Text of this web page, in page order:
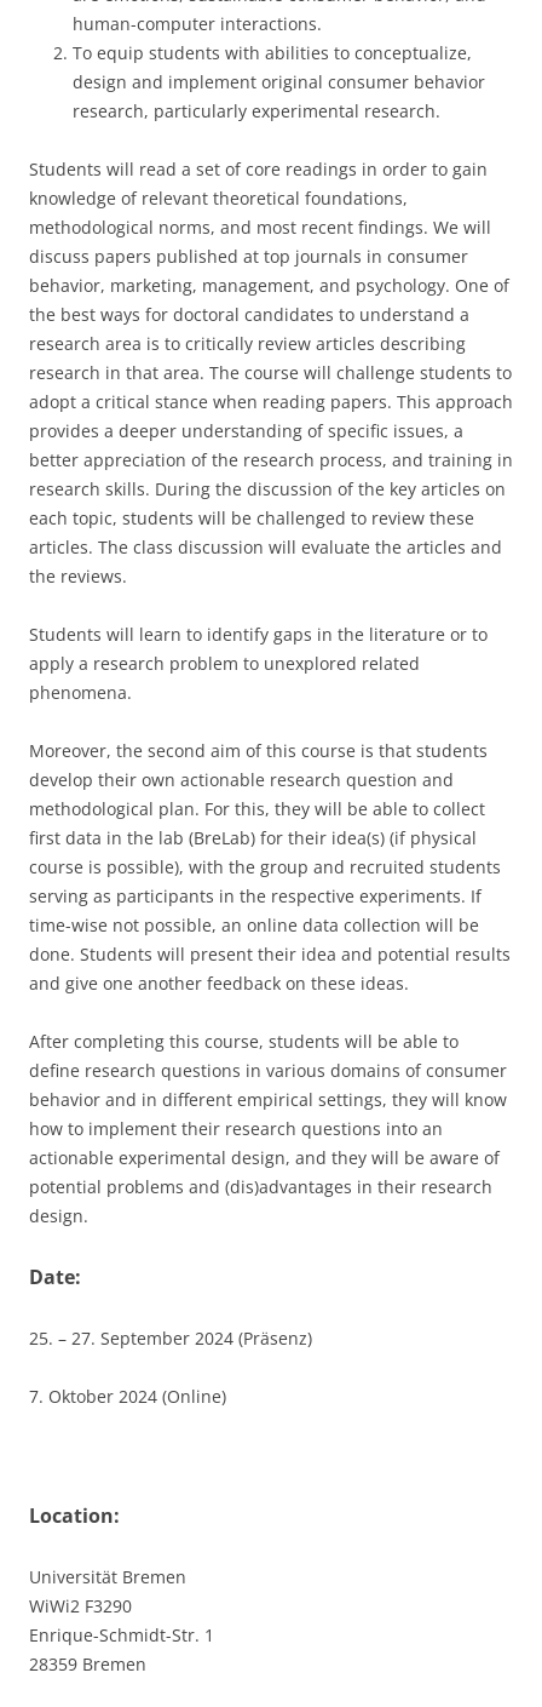
human-computer interactions.
To equip students with abilities to conceptualize,
design and implement original consumer behavior
research, particularly experimental research.
Students will read a set of core readings in order to gain
knowledge of relevant theoretical foundations,
methodological norms, and most recent findings. We will
discuss papers published at top journals in consumer
behavior, marketing, management, and psychology. One of
the best ways for doctoral candidates to understand a
research area is to critically review articles describing
research in that area. The course will challenge students to
adopt a critical stance when reading papers. This approach
provides a deeper understanding of specific issues, a
better appreciation of the research process, and training in
research skills. During the discussion of the key articles on
each topic, students will be challenged to review these
articles. The class discussion will evaluate the articles and
the reviews.
Students will learn to identify gaps in the literature or to
apply a research problem to unexplored related
phenomena.
Moreover, the second aim of this course is that students
develop their own actionable research question and
methodological plan. For this, they will be able to collect
first data in the lab (BreLab) for their idea(s) (if physical
course is possible), with the group and recruited students
serving as participants in the respective experiments. If
time-wise not possible, an online data collection will be
done. Students will present their idea and potential results
and give one another feedback on these ideas.
After completing this course, students will be able to
define research questions in various domains of consumer
behavior and in different empirical settings, they will know
how to implement their research questions into an
actionable experimental design, and they will be aware of
potential problems and (dis)advantages in their research
design.
Date:
25. – 27. September 2024 (Präsenz)
7. Oktober 2024 (Online)
Location:
Universität Bremen
WiWi2 F3290
Enrique-Schmidt-Str. 1
28359 Bremen